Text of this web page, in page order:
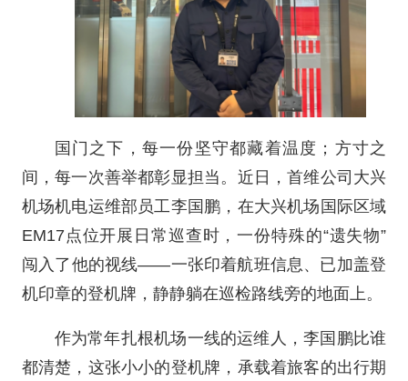
国门之下，每一份坚守都藏着温度；方寸之
间，每一次善举都彰显担当。近日，首维公司大兴
机场机电运维部员工李国鹏，在大兴机场国际区域
EM17点位开展日常巡查时，一份特殊的“遗失物”
闯入了他的视线——一张印着航班信息、已加盖登
机印章的登机牌，静静躺在巡检路线旁的地面上。
作为常年扎根机场一线的运维人，李国鹏比谁
都清楚，这张小小的登机牌，承载着旅客的出行期